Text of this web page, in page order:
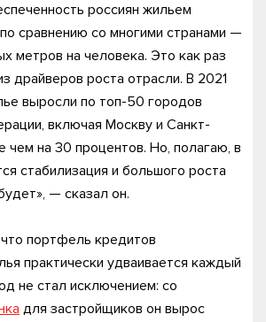
россиян жильем
сравнению со многими странами —
метров на человека. Это как раз
драйверов роста отрасли. В 2021
выросли по топ-50 городов
включая Москву и Санкт-
чем на 30 процентов. Но, полагаю, в
стабилизация и большого роста
— сказал он.
портфель кредитов
практически удваивается каждый
не стал исключением: со
для застройщиков он вырос